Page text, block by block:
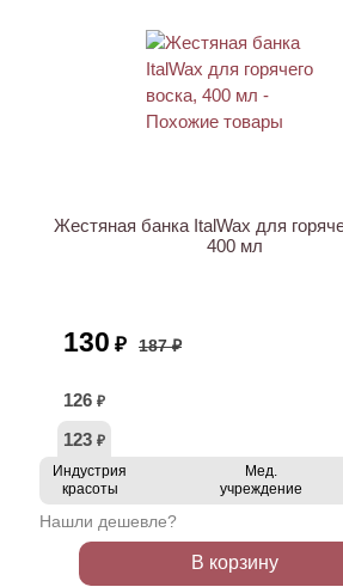
Жестяная банка ItalWax для
400 мл
130 ₽ 187 ₽
126 ₽
123 ₽
Индустрия
красоты
Мед.
учреждение
Нашли дешевле?
В корзину